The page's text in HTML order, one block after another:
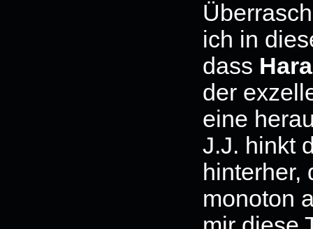
ich in
dass
der
eine
J.J. hinkt
hinterher,
monoton